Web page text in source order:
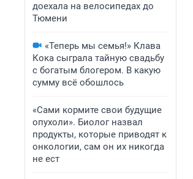
доехала на велосипедах до
Тюмени
«Теперь мы семья!» Клава
Кока сыграла тайную свадьбу
с богатым блогером. В какую
сумму всё обошлось
«Сами кормите свои будущие
опухоли». Биолог назвал
продукты, которые приводят к
онкологии, сам он их никогда
не ест